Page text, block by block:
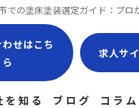
での塗床塗装選定ガイド：プロ
せはこち
ら
求人サ
を知る ブログ コラム